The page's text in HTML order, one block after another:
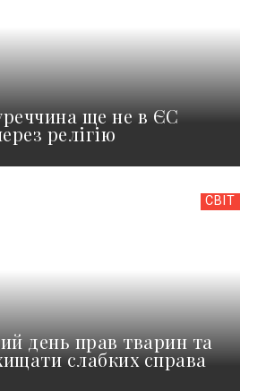
ще не в ЄС
релігію
СВІТ
день прав тварин та
слабких справа